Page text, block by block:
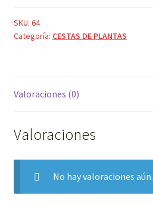
cantidad
SKU: 64
Categoría: CESTAS DE PLANTAS
Valoraciones (0)
Valoraciones
No hay valoraciones aún.